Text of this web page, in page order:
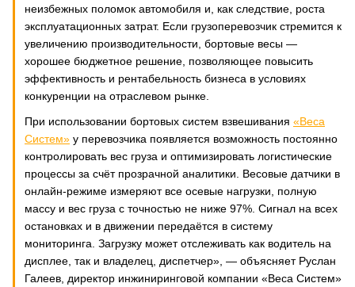
неизбежных поломок автомобиля и, как следствие, роста
эксплуатационных затрат. Если грузоперевозчик стремится к
увеличению производительности, бортовые весы —
хорошее бюджетное решение, позволяющее повысить
эффективность и рентабельность бизнеса в условиях
конкуренции на отраслевом рынке.
При использовании бортовых систем взвешивания «Веса
Систем» у перевозчика появляется возможность постоянно
контролировать вес груза и оптимизировать логистические
процессы за счёт прозрачной аналитики. Весовые датчики в
онлайн-режиме измеряют все осевые нагрузки, полную
массу и вес груза с точностью не ниже 97%. Сигнал на всех
остановках и в движении передаётся в систему
мониторинга. Загрузку может отслеживать как водитель на
дисплее, так и владелец, диспетчер», — объясняет Руслан
Галеев, директор инжиниринговой компании «Веса Систем»